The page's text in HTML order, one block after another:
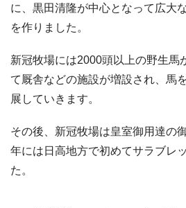
に、黒田清隆が中心となって広大
を作りました。
新冠牧場には2000頭以上の野生馬
て厩舎などの施設が増設され、馬
展していきます。
その後、新冠牧場は皇室御用達の
年には日高地方で初めてサラブレ
た。